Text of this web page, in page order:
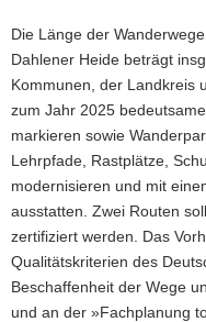
Die Länge der
Dahlener Heide beträgt
Kommunen, der Landkreis
zum Jahr 2025
markieren sowie
Lehrpfade, Rastplätze,
modernisieren und mit
ausstatten. Zwei Routen
zertifiziert werden. Das
Qualitätskriterien des
Beschaffenheit der Wege
und an der »Fachplanung